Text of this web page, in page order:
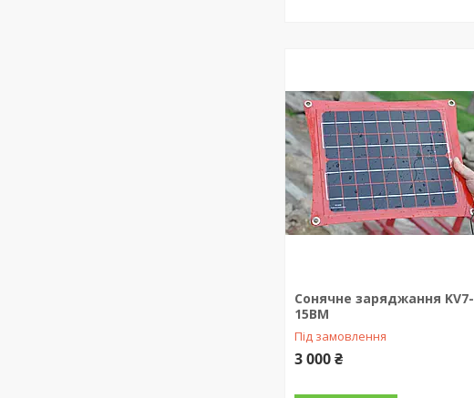
Сонячне заряджання KV7-
15BM
Під замовлення
3 000 ₴